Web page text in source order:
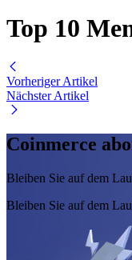
Top 10
Vorheriger Artikel
Nächster Artikel
Coinmerce
Bleiben Sie auf dem
Bleiben Sie auf dem